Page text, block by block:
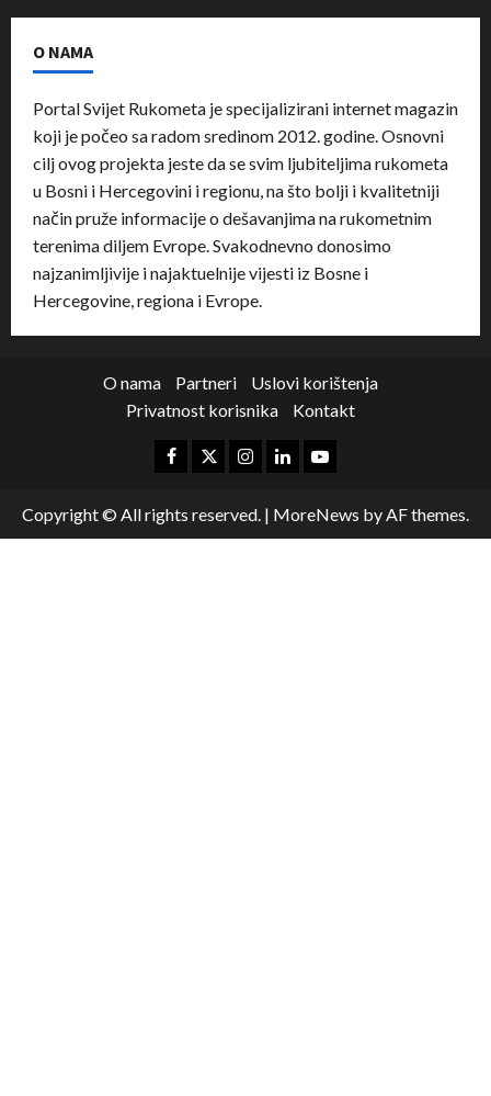
O NAMA
Portal Svijet Rukometa je specijalizirani internet magazin
koji je počeo sa radom sredinom 2012. godine. Osnovni
cilj ovog projekta jeste da se svim ljubiteljima rukometa
u Bosni i Hercegovini i regionu, na što bolji i kvalitetniji
način pruže informacije o dešavanjima na rukometnim
terenima diljem Evrope. Svakodnevno donosimo
najzanimljivije i najaktuelnije vijesti iz Bosne i
Hercegovine, regiona i Evrope.
O nama Partneri
Uslovi korištenja
Privatnost korisnika
Kontakt
Copyright © All rights reserved. | MoreNews by AF themes.